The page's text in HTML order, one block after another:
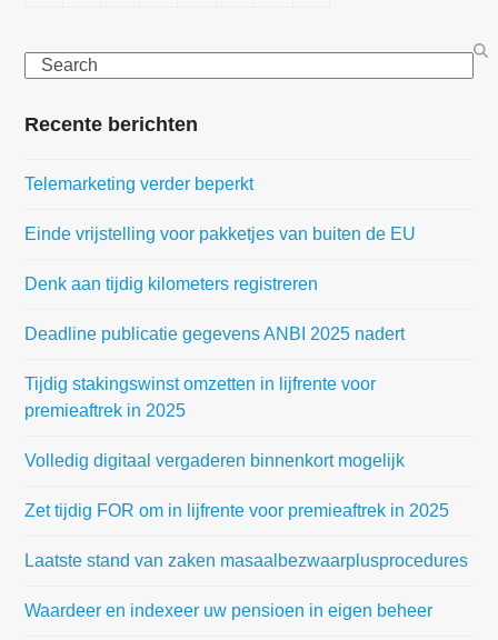
Search
Recente berichten
Telemarketing verder beperkt
Einde vrijstelling voor pakketjes van buiten de EU
Denk aan tijdig kilometers registreren
Deadline publicatie gegevens ANBI 2025 nadert
Tijdig stakingswinst omzetten in lijfrente voor
premieaftrek in 2025
Volledig digitaal vergaderen binnenkort mogelijk
Zet tijdig FOR om in lijfrente voor premieaftrek in 2025
Laatste stand van zaken masaalbezwaarplusprocedures
Waardeer en indexeer uw pensioen in eigen beheer